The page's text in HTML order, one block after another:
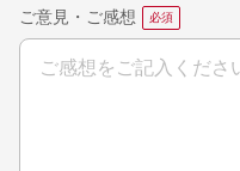
ご意見・ご感想